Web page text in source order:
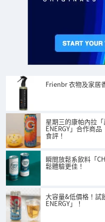
Frienbr 衣物及家居
星期三的康帕內拉
ENERGY」合作商品
食評！
瞬間放鬆系飲料「
鬆體驗更佳！
大容量&低價格！試
ENERGY」！